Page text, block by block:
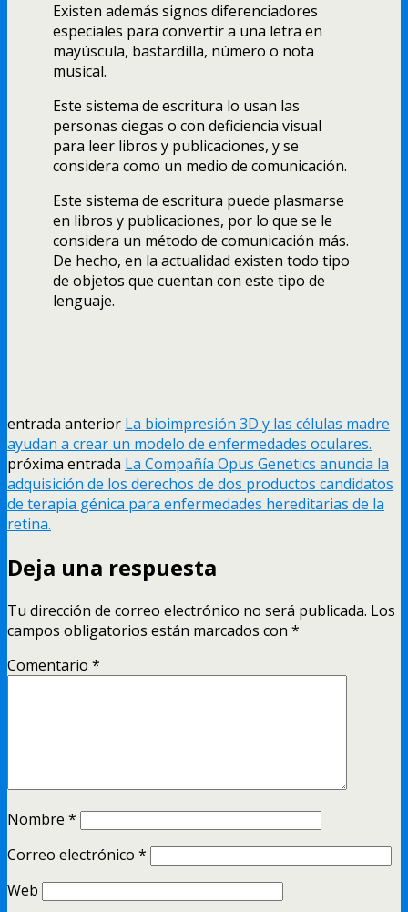
Existen además signos diferenciadores
especiales para convertir a una letra en
mayúscula, bastardilla, número o nota
musical.
Este sistema de escritura lo usan las
personas ciegas o con deficiencia visual
para leer libros y publicaciones, y se
considera como un medio de comunicación.
Este sistema de escritura puede plasmarse
en libros y publicaciones, por lo que se le
considera un método de comunicación más.
De hecho, en la actualidad existen todo tipo
de objetos que cuentan con este tipo de
lenguaje.
entrada anterior La bioimpresión 3D y las células madre
ayudan a crear un modelo de enfermedades oculares.
próxima entrada La Compañía Opus Genetics anuncia la
adquisición de los derechos de dos productos candidatos
de terapia génica para enfermedades hereditarias de la
retina.
Deja una respuesta
Tu dirección de correo electrónico no será publicada. Los
campos obligatorios están marcados con *
Comentario *
Nombre *
Correo electrónico *
Web